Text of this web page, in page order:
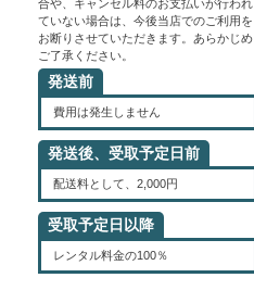
合や、キャンセル料のお支払いが行われ
ていない場合は、今後当店でのご利用を
お断りさせていただきます。あらかじめ
ご了承ください。
発送前
費用は発生しません
発送後、受取予定日前
配送料として、2,000円
受取予定日以降
レンタル料金の100％